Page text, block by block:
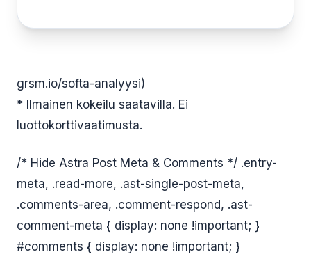
grsm.io/softa-analyysi)
* Ilmainen kokeilu saatavilla. Ei
luottokorttivaatimusta.
/* Hide Astra Post Meta & Comments */ .entry-
meta, .read-more, .ast-single-post-meta,
.comments-area, .comment-respond, .ast-
comment-meta { display: none !important; }
#comments { display: none !important; }